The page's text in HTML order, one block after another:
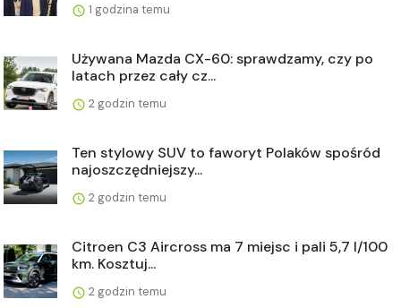
1 godzina temu
Używana Mazda CX-60: sprawdzamy, czy po
latach przez cały cz...
2 godzin temu
Ten stylowy SUV to faworyt Polaków spośród
najoszczędniejszy...
2 godzin temu
Citroen C3 Aircross ma 7 miejsc i pali 5,7 l/100
km. Kosztuj...
2 godzin temu